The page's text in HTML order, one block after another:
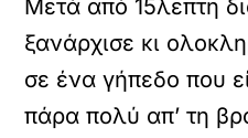
Μετά από 15λεπτη
ξανάρχισε κι
σε ένα γήπεδο που
πάρα πολύ απ’ τη